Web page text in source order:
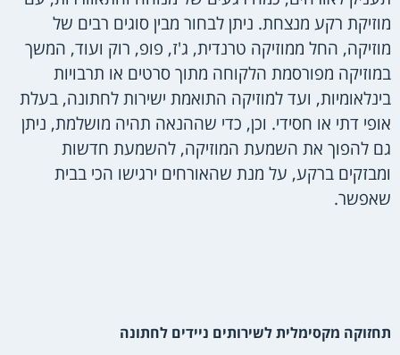
מוזיקת רקע מנצחת. ניתן לבחור מבין סוגים רבים של
מוזיקה, החל ממוזיקה טרנדית, ג'ז, פופ, רוק ועוד, המשך
במוזיקה מפורסמת הלקוחה מתוך סרטים או תרבויות
בינלאומיות, ועד למוזיקה התואמת ישירות לחתונה, בעלת
אופי דתי או חסידי. וכן, כדי שההנאה תהיה מושלמת, ניתן
גם להפוך את השמעת המוזיקה, להשמעת חדשות
ומבזקים ברקע, על מנת שהאורחים ירגישו הכי בבית
שאפשר.
תחזוקה מקסימלית לשירותים ניידים לחתונה